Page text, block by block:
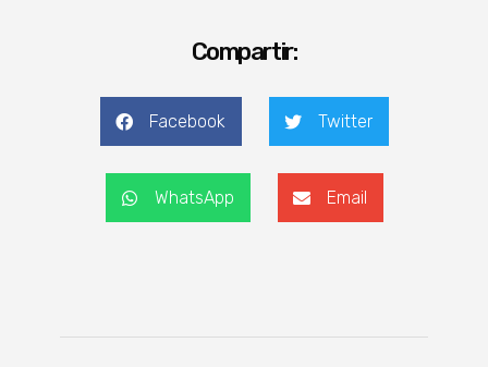
Compartir:
Facebook Twitter
WhatsApp Email